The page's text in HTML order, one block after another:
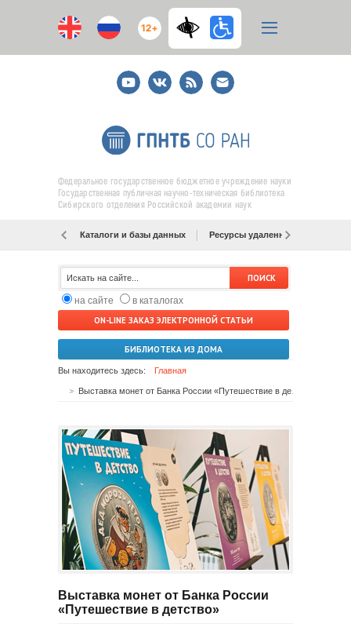
12+
YoutubeВКонтакте
RSS
E-
mail
подписка
Федеральное государственное бюджетное учреждение науки
Государственная публичная научно-техническая библиотека
Сибирского отделения Российской академии наук
Каталоги и базы данных Ресурсы удаленного доступа
на сайте
в каталогах
ON-LINE ЗАКАЗ ЭЛЕКТРОННОЙ СТАТЬИ
БИБЛИОТЕКА ИЗ ДОМА
Вы находитесь здесь: Главная
Выставка монет от Банка России
«Путешествие в детство»